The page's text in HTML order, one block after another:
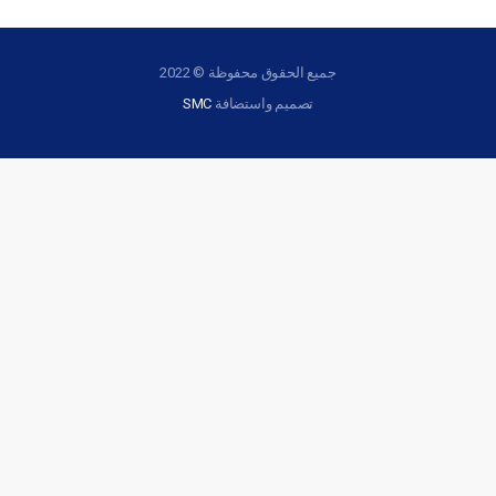
جميع الحقوق محفوظة © 2022
تصميم واستضافة SMC